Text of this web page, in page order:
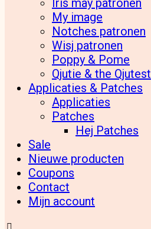
Iris may patronen
My image
Notches patronen
Wisj patronen
Poppy & Pome
Qjutie & the Qjutest
Applicaties & Patches
Applicaties
Patches
Hej Patches
Sale
Nieuwe producten
Coupons
Contact
Mijn account